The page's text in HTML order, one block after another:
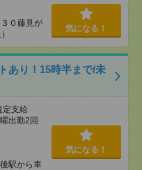
０藤見が
気になる！
あり！15時半まで/未
定支給
出勤2回
駅から車
気になる！